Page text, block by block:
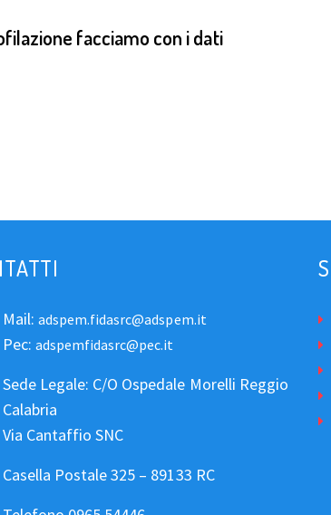
facciamo con i dati
Mail:adspem.fidasrc@adspem.it
Pec:adspemfidasrc@pec.it
Sede Legale: C/O Ospedale Morelli Reggio
Calabria
Via Cantaffio SNC
Casella Postale 325 – 89133 RC